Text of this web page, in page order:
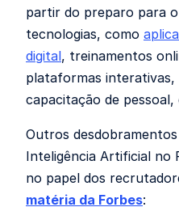
partir do preparo para
tecnologias, como
digital, treinamentos
plataformas interativas,
capacitação de
Outros
Inteligência Artificial no
no papel dos
matéria da Forbes: